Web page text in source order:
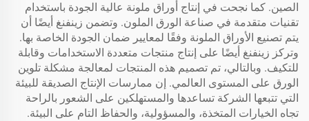
الصين. كما نجحت في إنتاج أوراق ملونة عالية الجودة باستخدام
تقنيات متقدمة في صناعة الورق الملون. وتضمن زينفنغ أيضًا أن
يتم تصنيع الأوراق الملونة وفقًا لمعايير ضمان الجودة الخاصة بها.
وتركز زينفنغ أيضًا على إنتاج منتجات متعددة الاستخدامات وقابلة
للتكيف. وبالتالي، تم تصميم هذه المنتجات لمعالجة مشكلة تلوين
الورق على المستوى العالمي. إن ممارسات الإنتاج الصديقة للبيئة
التي تتبعها الشركة تساعدها والمستهلكين على الشعور بالراحة
تجاه الخيارات المتخذة، والمسؤولية، والحفاظ التام على البيئة.